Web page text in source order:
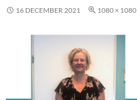
16 DECEMBER 2021 1080 × 1080